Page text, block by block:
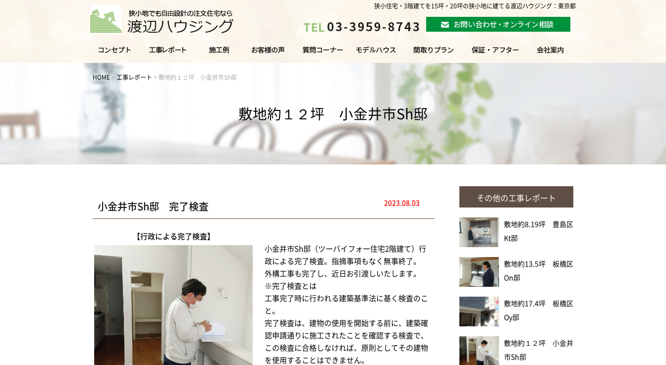
狭小住宅・3階建てを15坪・20坪の狭小地に建てる渡辺ハウジング：東京都
HOME > 工事レポート > 敷地約１２坪 小金井市Sh邸
敷地約１２坪 小金井市Sh邸
小金井市Sh邸 完了検査 2023.08.03
【行政による完了検査】
小金井市Sh邸（ツーバイフォー住宅2階建て）行
政による完了検査。指摘事項もなく無事終了。
外構工事も完了し、近日お引渡しいたします。
※完了検査とは
工事完了時に行われる建築基準法に基く検査のこ
と。
完了検査は、建物の使用を開始する前に、建築確
認申請通りに施工されたことを確認する検査で、
この検査に合格しなければ、原則としてその建物
を使用することはできません。
その他の工事レポート
敷地約8.19坪 豊島区
Kt邸
敷地約13.5坪 板橋区
On邸
敷地約17.4坪 板橋区
Oy邸
敷地約１２坪 小金井
市Sh邸